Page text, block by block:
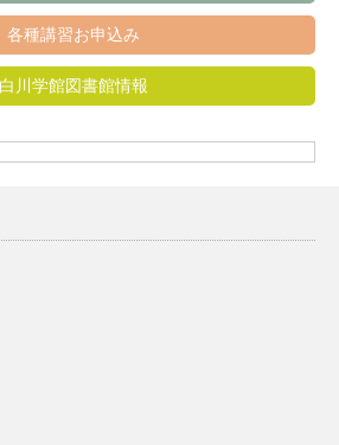
各種講習お申込み
白川学館図書館情報